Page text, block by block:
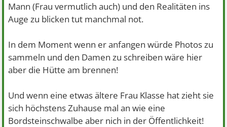
Mann (Frau vermutlich auch) und den Realitäten ins
Auge zu blicken tut manchmal not.
In dem Moment wenn er anfangen würde Photos zu
sammeln und den Damen zu schreiben wäre hier
aber die Hütte am brennen!
Und wenn eine etwas ältere Frau Klasse hat zieht sie
sich höchstens Zuhause mal an wie eine
Bordsteinschwalbe aber nich in der Öffentlichkeit!